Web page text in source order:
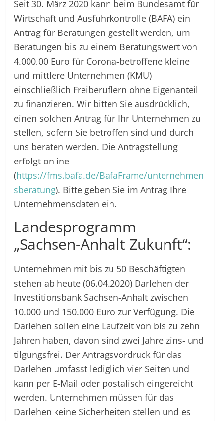
Seit 30. März 2020 kann beim Bundesamt für
Wirtschaft und Ausfuhrkontrolle (BAFA) ein
Antrag für Beratungen gestellt werden, um
Beratungen bis zu einem Beratungswert von
4.000,00 Euro für Corona-betroffene kleine
und mittlere Unternehmen (KMU)
einschließlich Freiberuflern ohne Eigenanteil
zu finanzieren. Wir bitten Sie ausdrücklich,
einen solchen Antrag für Ihr Unternehmen zu
stellen, sofern Sie betroffen sind und durch
uns beraten werden. Die Antragstellung
erfolgt online
(https://fms.bafa.de/BafaFrame/unternehmen
sberatung). Bitte geben Sie im Antrag Ihre
Unternehmensdaten ein.
Landesprogramm
„Sachsen-Anhalt Zukunft“:
Unternehmen mit bis zu 50 Beschäftigten
stehen ab heute (06.04.2020) Darlehen der
Investitionsbank Sachsen-Anhalt zwischen
10.000 und 150.000 Euro zur Verfügung. Die
Darlehen sollen eine Laufzeit von bis zu zehn
Jahren haben, davon sind zwei Jahre zins- und
tilgungsfrei. Der Antragsvordruck für das
Darlehen umfasst lediglich vier Seiten und
kann per E-Mail oder postalisch eingereicht
werden. Unternehmen müssen für das
Darlehen keine Sicherheiten stellen und es